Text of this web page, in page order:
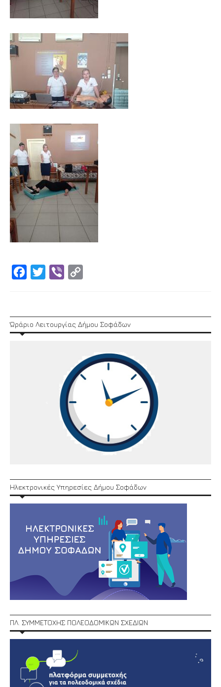
Facebook
Twitter Viber
Ώράριο Λειτουργίας Δήμου Σοφάδων
Ηλεκτρονικές Υπηρεσίες Δήμου Σοφάδων
ΠΛ. ΣΥΜΜΕΤΟΧΗΣ ΠΟΛΕΟΔΟΜΙΚΩΝ ΣΧΕΔΙΩΝ